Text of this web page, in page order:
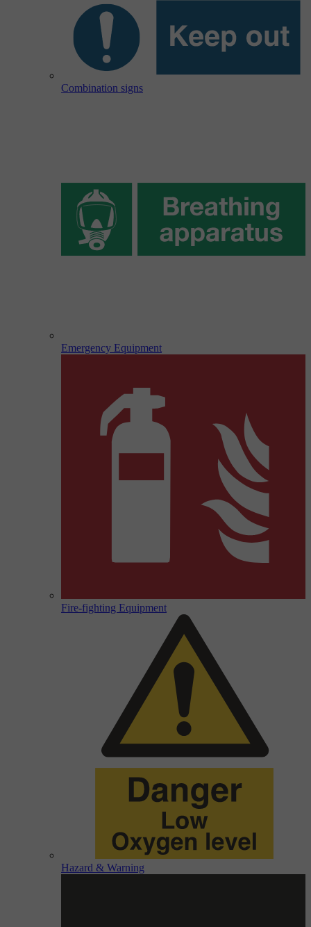
Combination signs
Emergency Equipment
Fire-fighting Equipment
Hazard & Warning